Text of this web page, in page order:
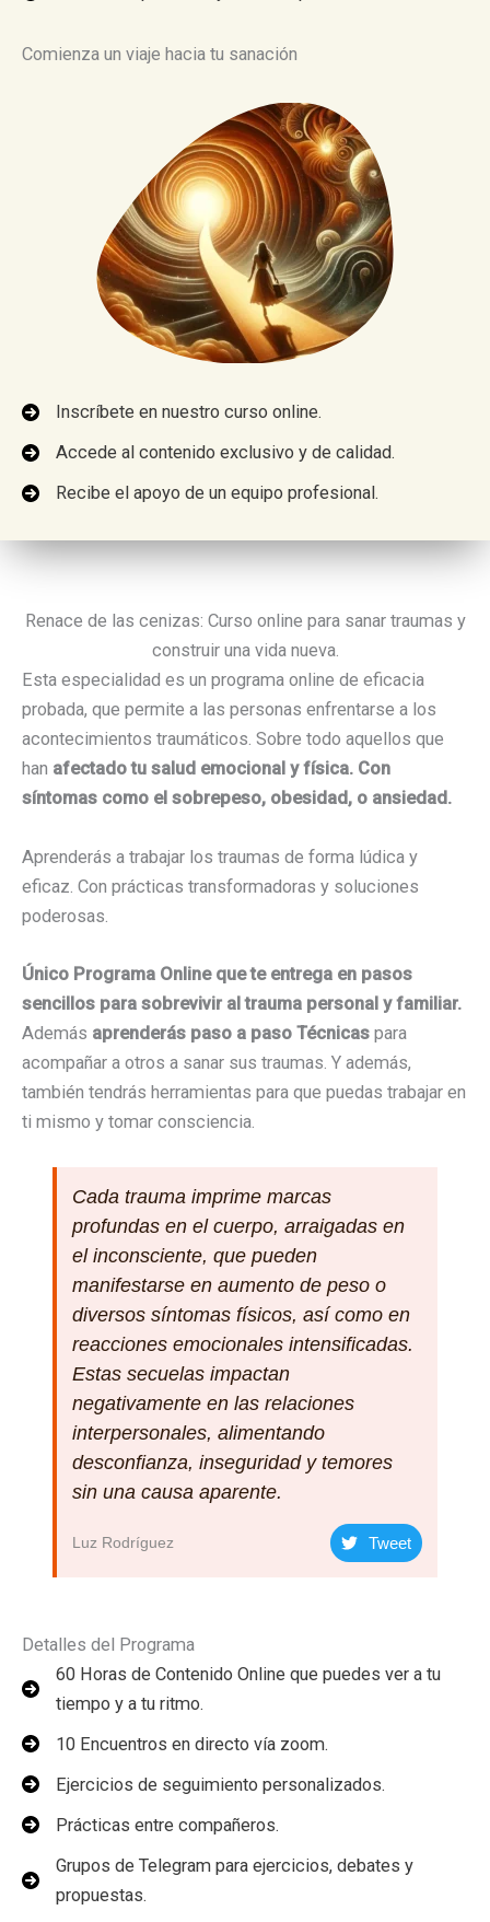
Comienza un viaje hacia tu sanación
Inscríbete en nuestro curso online.
Accede al contenido exclusivo y de calidad.
Recibe el apoyo de un equipo profesional.
Renace de las cenizas: Curso online para sanar traumas y
construir una vida nueva.
Esta especialidad es un programa online de eficacia
probada, que permite a las personas enfrentarse a los
acontecimientos traumáticos. Sobre todo aquellos que
han afectado tu salud emocional y física. Con
síntomas como el sobrepeso, obesidad, o ansiedad.
Aprenderás a trabajar los traumas de forma lúdica y
eficaz. Con prácticas transformadoras y soluciones
poderosas.
Único Programa Online que te entrega en pasos
sencillos para sobrevivir al trauma personal y familiar.
Además aprenderás paso a paso Técnicas para
acompañar a otros a sanar sus traumas. Y además,
también tendrás herramientas para que puedas trabajar en
ti mismo y tomar consciencia.
Cada trauma imprime marcas
profundas en el cuerpo, arraigadas en
el inconsciente, que pueden
manifestarse en aumento de peso o
diversos síntomas físicos, así como en
reacciones emocionales intensificadas.
Estas secuelas impactan
negativamente en las relaciones
interpersonales, alimentando
desconfianza, inseguridad y temores
sin una causa aparente.
Luz Rodríguez Tweet
Detalles del Programa
60 Horas de Contenido Online que puedes ver a tu
tiempo y a tu ritmo.
10 Encuentros en directo vía zoom.
Ejercicios de seguimiento personalizados.
Prácticas entre compañeros.
Grupos de Telegram para ejercicios, debates y
propuestas.